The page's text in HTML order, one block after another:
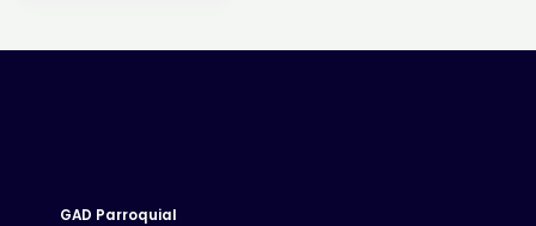
GAD Parroquial